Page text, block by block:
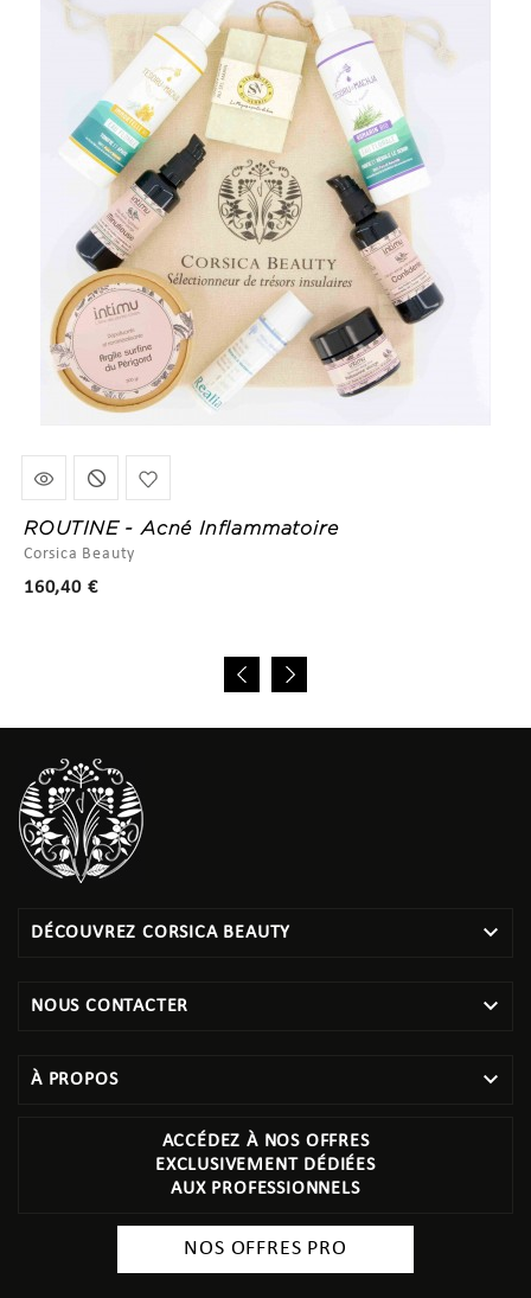
ROUTINE - Acné Inflammatoire
Corsica Beauty
160,40 €
DÉCOUVREZ CORSICA BEAUTY 
NOUS CONTACTER 
À PROPOS 
ACCÉDEZ À NOS OFFRES
EXCLUSIVEMENT DÉDIÉES
AUX PROFESSIONNELS
NOS OFFRES PRO